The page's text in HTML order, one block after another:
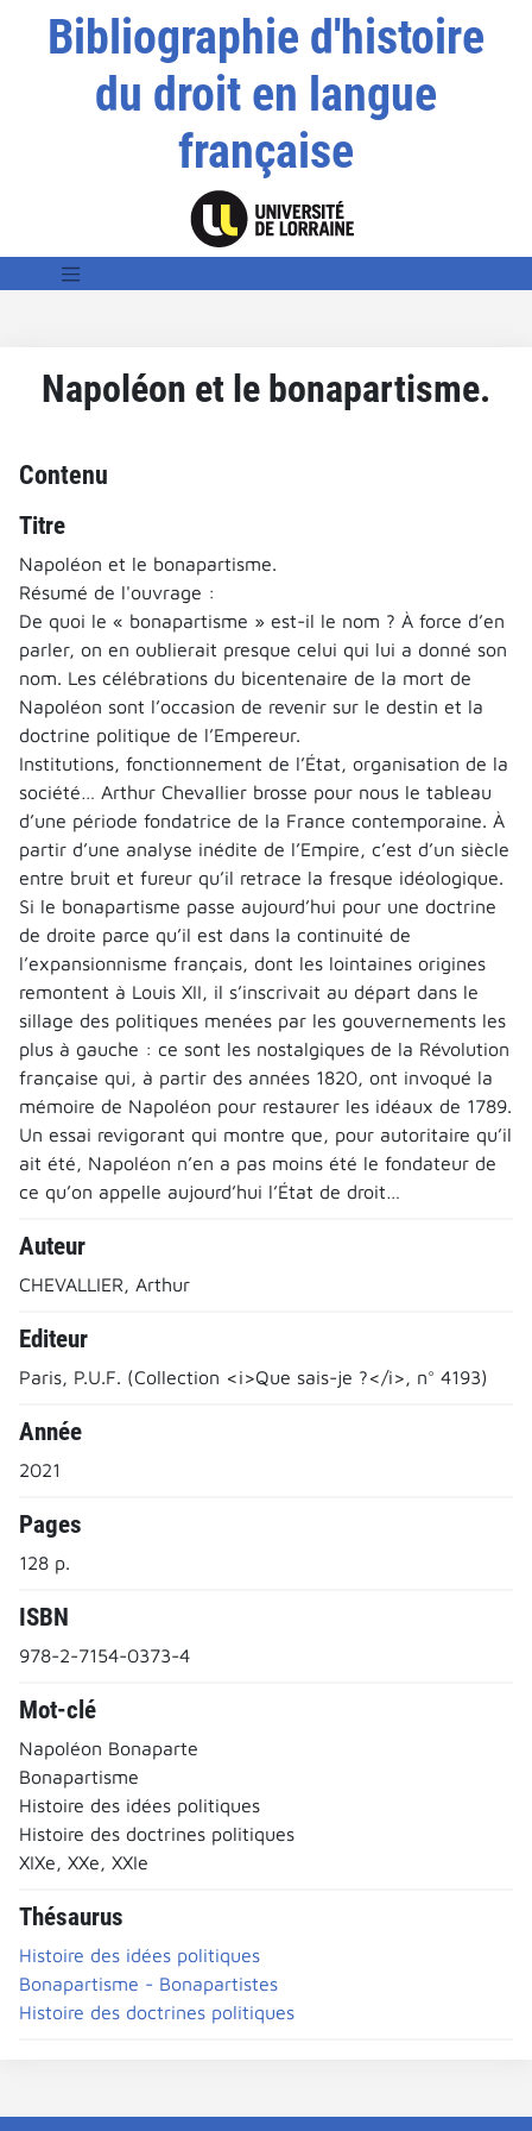
Bibliographie d'histoire
du droit en langue
française
Napoléon et le bonapartisme.
Contenu
Titre
Napoléon et le bonapartisme.
Résumé de l'ouvrage :
De quoi le « bonapartisme » est-il le nom ? À force d’en
parler, on en oublierait presque celui qui lui a donné son
nom. Les célébrations du bicentenaire de la mort de
Napoléon sont l’occasion de revenir sur le destin et la
doctrine politique de l’Empereur.
Institutions, fonctionnement de l’État, organisation de la
société… Arthur Chevallier brosse pour nous le tableau
d’une période fondatrice de la France contemporaine. À
partir d’une analyse inédite de l’Empire, c’est d’un siècle
entre bruit et fureur qu’il retrace la fresque idéologique.
Si le bonapartisme passe aujourd’hui pour une doctrine
de droite parce qu’il est dans la continuité de
l’expansionnisme français, dont les lointaines origines
remontent à Louis XII, il s’inscrivait au départ dans le
sillage des politiques menées par les gouvernements les
plus à gauche : ce sont les nostalgiques de la Révolution
française qui, à partir des années 1820, ont invoqué la
mémoire de Napoléon pour restaurer les idéaux de 1789.
Un essai revigorant qui montre que, pour autoritaire qu’il
ait été, Napoléon n’en a pas moins été le fondateur de
ce qu’on appelle aujourd’hui l’État de droit…
Auteur
CHEVALLIER, Arthur
Editeur
Paris, P.U.F. (Collection <i>Que sais-je ?</i>, n° 4193)
Année
2021
Pages
128 p.
ISBN
978-2-7154-0373-4
Mot-clé
Napoléon Bonaparte
Bonapartisme
Histoire des idées politiques
Histoire des doctrines politiques
XIXe, XXe, XXIe
Thésaurus
Histoire des idées politiques
Bonapartisme - Bonapartistes
Histoire des doctrines politiques